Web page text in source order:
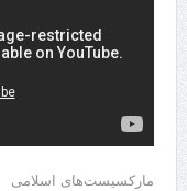
مارکسیست‌های اسلامی